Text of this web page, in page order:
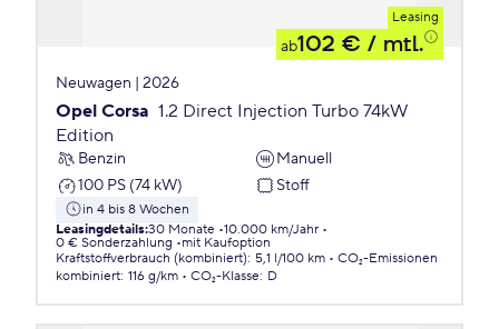
Leasing
ab102 € / mtl.
Neuwagen | 2026
Opel Corsa 1.2 Direct Injection Turbo 74kW
Edition
Benzin
Manuell
100 PS (74 kW)
Stoff
in 4 bis 8 Wochen
Leasingdetails:30 Monate 10.000 km/Jahr
0 € Sonderzahlung
mit Kaufoption
Kraftstoffverbrauch (kombiniert): 5,1 l/100 km
CO₂-Emissionen
kombiniert: 116 g/km CO₂-Klasse: D